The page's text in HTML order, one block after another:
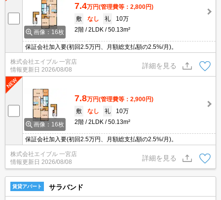
画像：16枚
7.4万円(管理費等：2,800円)
敷
なし 礼
10万
2階
2LDK 50.13m²
保証会社加入要(初回2.5万円、月額総支払額の2.5%/月)。
株式会社エイブル 一宮店
情報更新日 2026/08/08
詳細を見る
画像：16枚
7.8万円(管理費等：2,900円)
敷
なし 礼
10万
2階
2LDK 50.13m²
保証会社加入要(初回2.5万円、月額総支払額の2.5%/月)。
株式会社エイブル 一宮店
情報更新日 2026/08/08
詳細を見る
賃貸アパート サラバンド